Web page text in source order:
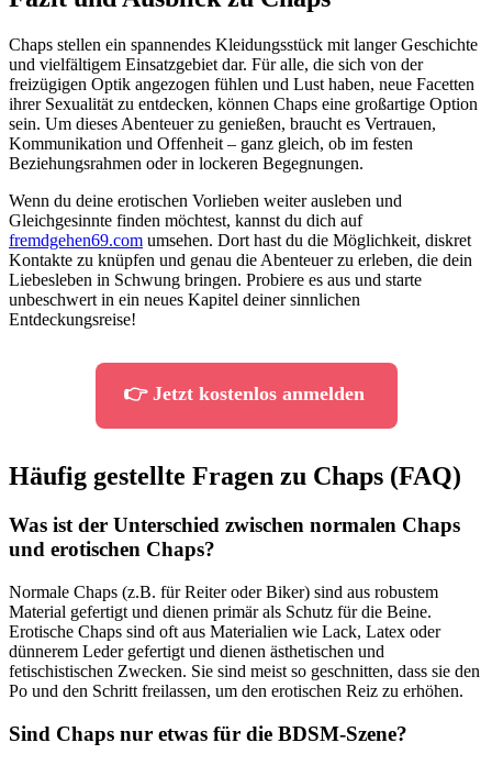
Chaps stellen ein spannendes Kleidungsstück mit langer Geschichte
und vielfältigem Einsatzgebiet dar. Für alle, die sich von der
freizügigen Optik angezogen fühlen und Lust haben, neue Facetten
ihrer Sexualität zu entdecken, können Chaps eine großartige Option
sein. Um dieses Abenteuer zu genießen, braucht es Vertrauen,
Kommunikation und Offenheit – ganz gleich, ob im festen
Beziehungsrahmen oder in lockeren Begegnungen.
Wenn du deine erotischen Vorlieben weiter ausleben und
Gleichgesinnte finden möchtest, kannst du dich auf
fremdgehen69.com umsehen. Dort hast du die Möglichkeit, diskret
Kontakte zu knüpfen und genau die Abenteuer zu erleben, die dein
Liebesleben in Schwung bringen. Probiere es aus und starte
unbeschwert in ein neues Kapitel deiner sinnlichen
Entdeckungsreise!
👉 Jetzt kostenlos anmelden
Häufig gestellte Fragen zu Chaps (FAQ)
Was ist der Unterschied zwischen normalen Chaps
und erotischen Chaps?
Normale Chaps (z.B. für Reiter oder Biker) sind aus robustem
Material gefertigt und dienen primär als Schutz für die Beine.
Erotische Chaps sind oft aus Materialien wie Lack, Latex oder
dünnerem Leder gefertigt und dienen ästhetischen und
fetischistischen Zwecken. Sie sind meist so geschnitten, dass sie den
Po und den Schritt freilassen, um den erotischen Reiz zu erhöhen.
Sind Chaps nur etwas für die BDSM-Szene?